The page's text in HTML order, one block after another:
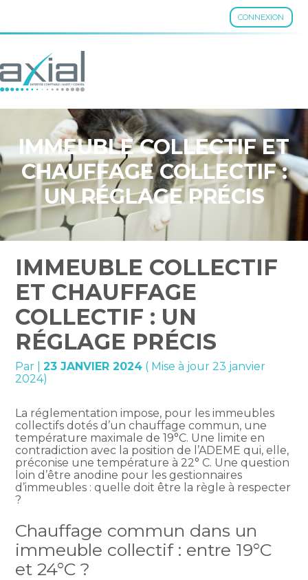
CONNEXION
Aller
au
IMMEUBLE COLLECTIF ET
CHAUFFAGE COLLECTIF :
UN RÉGLAGE PRÉCIS
IMMEUBLE COLLECTIF
ET CHAUFFAGE
COLLECTIF : UN
RÉGLAGE PRÉCIS
Par |23 JANVIER 2024 ( Mise à jour 23 janvier
2024)
La réglementation impose, pour les immeubles
collectifs dotés d’un chauffage commun, une
température maximale de 19°C. Une limite en
contradiction avec la position de l’ADEME qui, elle,
préconise une température à 22° C. Une question
loin d’être anodine pour les gestionnaires
d’immeubles : quelle doit être la règle à respecter
?
Chauffage commun dans un
immeuble collectif : entre 19°C
et 24°C ?